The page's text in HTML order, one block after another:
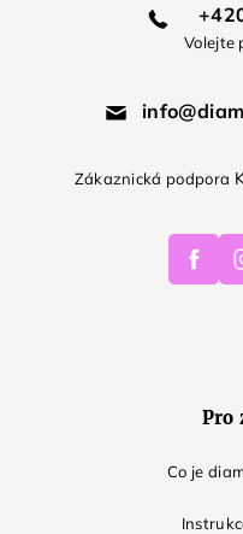
Volejte
Zákaznická podpora
Pro
Co je